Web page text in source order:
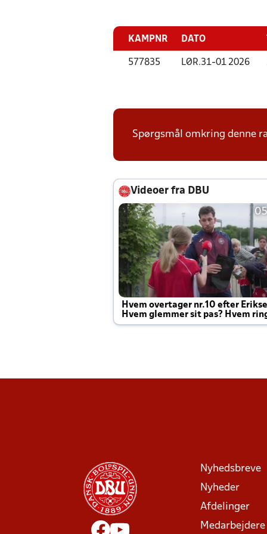
KAMPNR DATO
577835 LØR.31-01 2026
Spørgsmål omkring denne
Videoer fra DBU
Hvem overtager nr.10 efter
Hvem glemmer sit pas? Hvem
Joachim altid til efter kampe?
Nyhedsbreve
Nyheder
Afdelinger
Medarbejdere